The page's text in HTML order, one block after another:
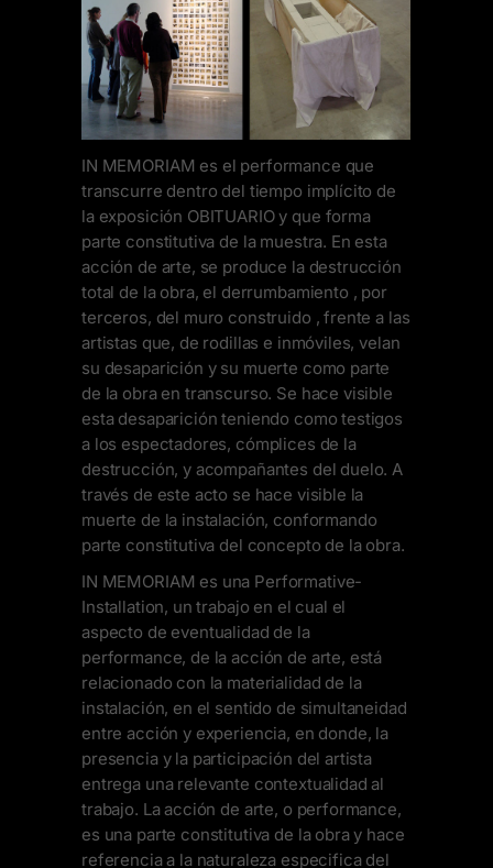
IN MEMORIAM es el performance que
transcurre dentro del tiempo implícito de
la exposición OBITUARIO y que forma
parte constitutiva de la muestra. En esta
acción de arte, se produce la destrucción
total de la obra, el derrumbamiento , por
terceros, del muro construido , frente a las
artistas que, de rodillas e inmóviles, velan
su desaparición y su muerte como parte
de la obra en transcurso. Se hace visible
esta desaparición teniendo como testigos
a los espectadores, cómplices de la
destrucción, y acompañantes del duelo. A
través de este acto se hace visible la
muerte de la instalación, conformando
parte constitutiva del concepto de la obra.
IN MEMORIAM es una Performative-
Installation, un trabajo en el cual el
aspecto de eventualidad de la
performance, de la acción de arte, está
relacionado con la materialidad de la
instalación, en el sentido de simultaneidad
entre acción y experiencia, en donde, la
presencia y la participación del artista
entrega una relevante contextualidad al
trabajo. La acción de arte, o performance,
es una parte constitutiva de la obra y hace
referencia a la naturaleza especifica del